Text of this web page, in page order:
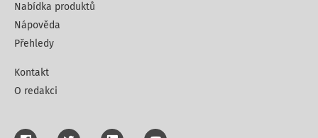
Nabídka produktů
Nápověda
Přehledy
Kontakt
O redakci